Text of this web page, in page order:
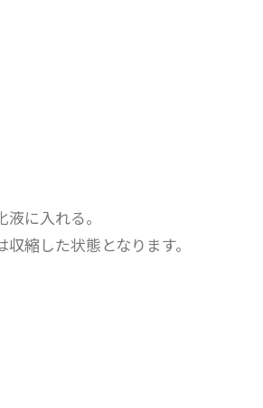
に入れる。
縮した状態となります。